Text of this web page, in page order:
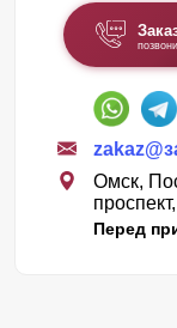
Омск,
Перед